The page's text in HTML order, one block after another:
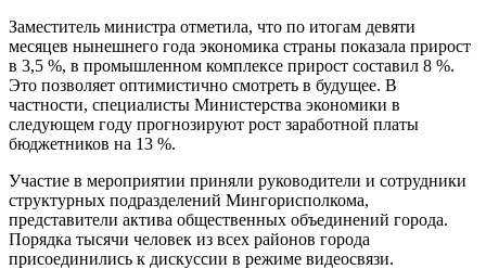
Заместитель министра отметила, что по итогам девяти
месяцев нынешнего года экономика страны показала прирост
в 3,5 %, в промышленном комплексе прирост составил 8 %.
Это позволяет оптимистично смотреть в будущее. В
частности, специалисты Министерства экономики в
следующем году прогнозируют рост заработной платы
бюджетников на 13 %.
Участие в мероприятии приняли руководители и сотрудники
структурных подразделений Мингорисполкома,
представители актива общественных объединений города.
Порядка тысячи человек из всех районов города
присоединились к дискуссии в режиме видеосвязи.